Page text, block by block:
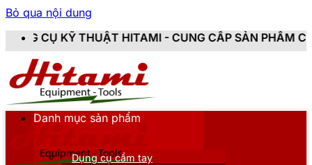
Bỏ qua nội dung
HITAMI - CUNG CẤP SẢN PHẨM CHÍNH HÃNG, MỚI
Danh mục sản phẩm
Dụng cụ cầm tay